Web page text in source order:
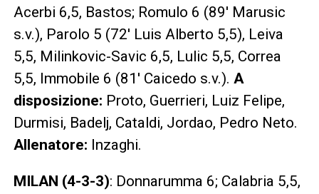
Acerbi 6,5, Bastos; Romulo 6 (89′ Marusic
s.v.), Parolo 5 (72′ Luis Alberto 5,5), Leiva
5,5, Milinkovic-Savic 6,5, Lulic 5,5, Correa
5,5, Immobile 6 (81′ Caicedo s.v.). A
disposizione: Proto, Guerrieri, Luiz Felipe,
Durmisi, Badelj, Cataldi, Jordao, Pedro Neto.
Allenatore: Inzaghi.
MILAN (4-3-3): Donnarumma 6; Calabria 5,5,